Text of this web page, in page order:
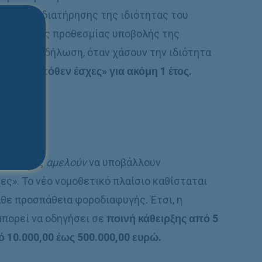
ή της διατήρησης της ιδιότητας του
λήξη της προθεσμίας υποβολής της
σε δήλωση, όταν χάσουν την ιδιότητα
«πόθεν έσχες» για ακόμη 1 έτος.
όσουςαμελούννα υποβάλλουν
Το νέο νομοθετικό πλαίσιο καθίσταται
προσπάθεια φοροδιαφυγής. Έτσι, η
να οδηγήσει σεποινή κάθειρξης από 5
10.000,00 έως 500.000,00 ευρώ.